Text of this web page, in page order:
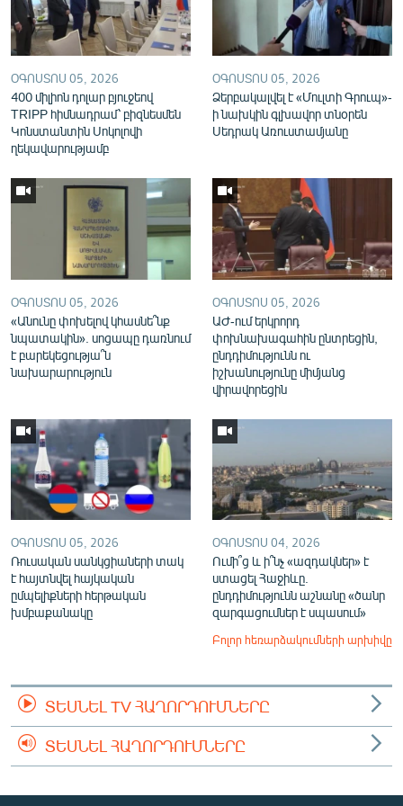
English
Русский
ՀԵՏԵՎԵՔ ՄԵԶ
«Ազատության» բոլոր կայքերը
ՕԳՈՍՏՈՍ 05, 2026
400 միլիոն դոլար բյուջեով
TRIPP հիմնադրամ՝ բիզնեսմեն
Կոնստանտին Սոկոլովի
ղեկավարությամբ
ՕԳՈՍՏՈՍ 05, 2026
Ձերբակալվել է «Մուլտի Գրուպ»-
ի նախկին գլխավոր տնօրեն
Սեդրակ Առուստամյանը
ՕԳՈՍՏՈՍ 05, 2026
«Անունը փոխելով կհասնե՞նք
նպատակին». սոցապը դառնում
է բարեկեցությա՞ն
նախարարություն
ՕԳՈՍՏՈՍ 05, 2026
ԱԺ-ում երկրորդ
փոխնախագահին ընտրեցին,
ընդդիմությունն ու
իշխանությունը միմյանց
վիրավորեցին
ՕԳՈՍՏՈՍ 05, 2026
Ռուսական սանկցիաների տակ
է հայտնվել հայկական
ըմպելիքների հերթական
խմբաքանակը
ՕԳՈՍՏՈՍ 04, 2026
Ումի՞ց և ի՞նչ «ազդակներ» է
ստացել Հաջիևը.
ընդդիմությունն աշնանը «ծանր
զարգացումներ է սպասում»
Բոլոր հեռարձակումների արխիվը
ՏԵՍՆԵԼ TV ՀԱՂՈՐԴՈՒՄՆԵՐԸ
ՏԵՍՆԵԼ ՀԱՂՈՐԴՈՒՄՆԵՐԸ